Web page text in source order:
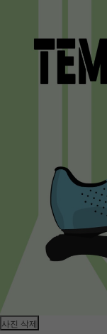
사진 삭제